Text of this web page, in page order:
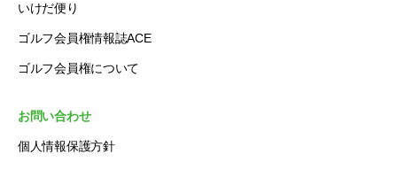
いけだ便り
ゴルフ会員権情報誌ACE
ゴルフ会員権について
お問い合わせ
個人情報保護方針